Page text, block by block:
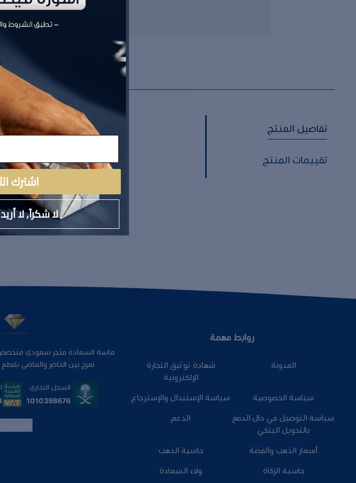
تفاصيل المنتج
تقييمات المنتج
روابط مهمة
المدونة
شهادة توثيق التجارة
الإلكترونية
سياسة الخصوصية سياسة الإستبدال والإسترجاع
سياسة التوصيل في حال الدفع
بالتحويل البنكي
الدعم
أسعار الذهب والفضة حاسبة الذهب
حاسبة الزكاة ولاء السعادة
ماسة السعادة متجر سعودي متخصص
نمزج بين الحاضر والماضي
السجل التجاري
1010398676
اشترك
لا شكراً, لا